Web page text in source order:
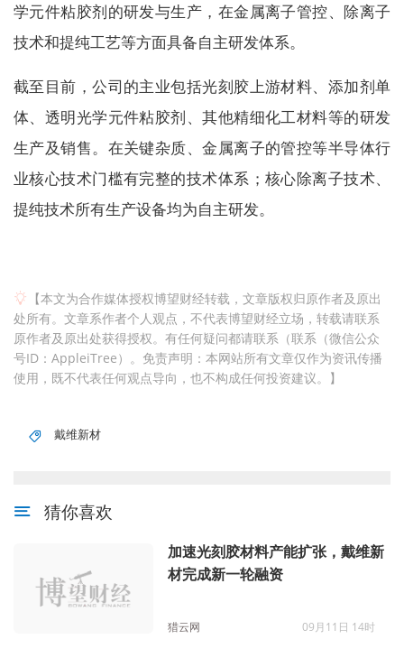
学元件粘胶剂的研发与生产，在金属离子管控、除离子
技术和提纯工艺等方面具备自主研发体系。
截至目前，公司的主业包括光刻胶上游材料、添加剂单
体、透明光学元件粘胶剂、其他精细化工材料等的研发
生产及销售。在关键杂质、金属离子的管控等半导体行
业核心技术门槛有完整的技术体系；核心除离子技术、
提纯技术所有生产设备均为自主研发。
【本文为合作媒体授权博望财经转载，文章版权归原作者及原出
处所有。文章系作者个人观点，不代表博望财经立场，转载请联系
原作者及原出处获得授权。有任何疑问都请联系（联系（微信公众
号ID：AppleiTree）。免责声明：本网站所有文章仅作为资讯传播
使用，既不代表任何观点导向，也不构成任何投资建议。】
戴维新材
猜你喜欢
加速光刻胶材料产能扩张，戴维新
材完成新一轮融资
猎云网 09月11日 14时